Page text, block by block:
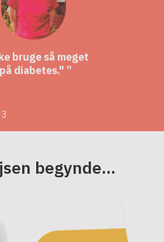
bruge så meget
diabetes."
begynde...